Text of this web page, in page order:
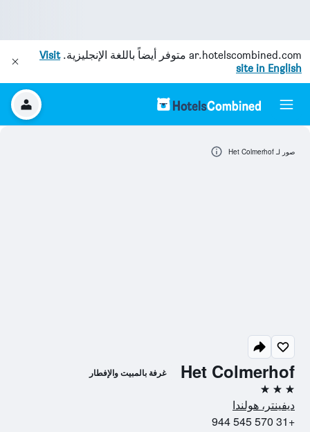
ar.hotelscombined.com متوفر أيضاً باللغة الإنجليزية.Visit
site in English
Het Colmerhof غرفة بالمبيت والإفطار
3 نجوم
ديفينتر، هولندا
+31 570 545 944
صور لـ Het Colmerhof